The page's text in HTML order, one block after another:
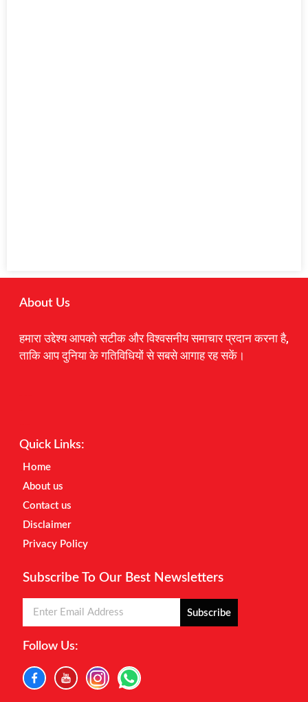
About Us
हमारा उद्देश्य आपको सटीक और विश्वसनीय समाचार प्रदान करना है,
ताकि आप दुनिया के गतिविधियों से सबसे आगाह रह सकें।
Quick Links:
Home
About us
Contact us
Disclaimer
Privacy Policy
Subscribe To Our Best Newsletters
Subscribe
Follow Us: